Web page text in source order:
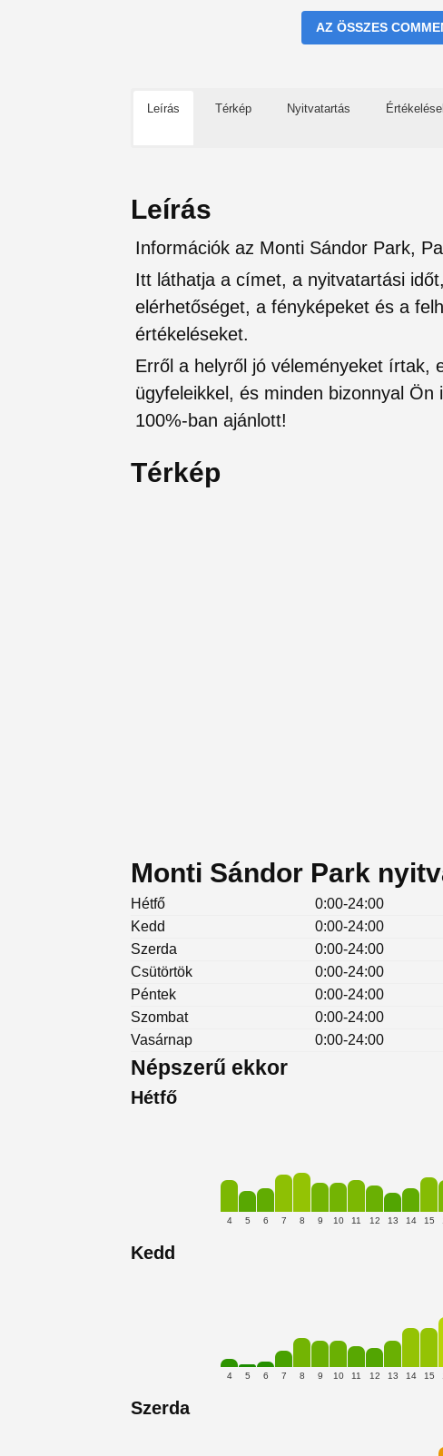
AZ ÖSSZES
Leírás Térkép Nyitvatartás
Leírás
Információk az Monti Sándor Park,
Itt láthatja a címet, a nyitvatartási
elérhetőséget, a fényképeket és a
értékeléseket.
Erről a helyről jó véleményeket írtak,
ügyfeleikkel, és minden bizonnyal
100%-ban ajánlott!
Térkép
Monti Sándor Park
Hétfő
0:00-24:00
Kedd
0:00-24:00
Szerda
0:00-24:00
Csütörtök
0:00-24:00
Péntek
0:00-24:00
Szombat
0:00-24:00
Vasárnap
0:00-24:00
Népszerű ekkor
Hétfő
4 5 6 7 8 9 10 11 12 13 14 15
Kedd
4 5 6 7 8 9 10 11 12 13 14 15
Szerda